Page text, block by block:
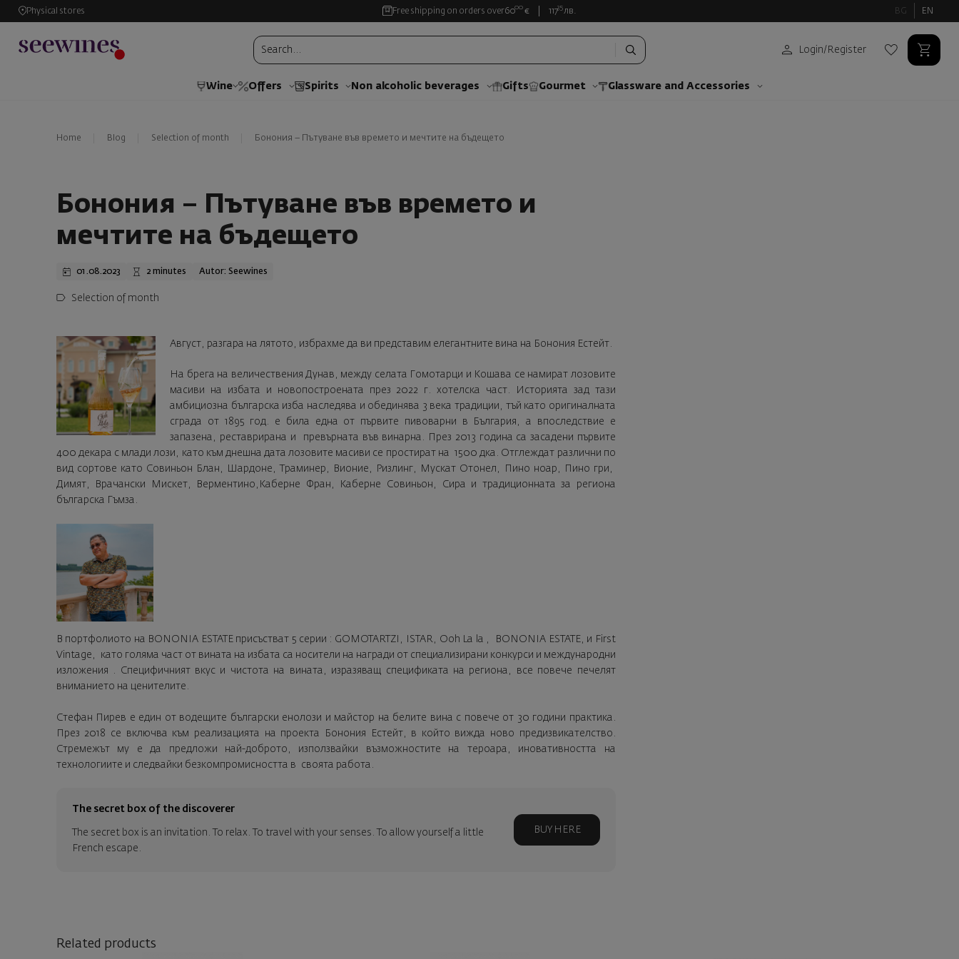
Physical stores Free shipping on orders over6000 € 11735 лв. BG EN
Login/ Register
Wine Offers Spirits Non alcoholic beverages Gifts Gourmet Glassware and Аccessories
Home Blog Selection of month Бонония – Пътуване във времето и мечтите на бъдещето
Бонония – Пътуване във времето и
мечтите на бъдещето
01.08.2023 2 minutes Autor: Seewines
Selection of month
Август, разгара на лятото, избрахме да ви представим елегантните вина на Бонония Естейт.
На брега на величествения Дунав, между селата Гомотарци и Кошава се намират лозовите
масиви на избата и новопостроената през 2022 г. хотелска част. Историята зад тази
амбициозна българска изба наследява и обединява 3 века традиции, тъй като оригиналната
сграда от 1895 год. е била една от първите пивоварни в България, а впоследствие е
запазена, реставрирана и превърната във винарна. През 2013 година са засадени първите
400 декара с млади лози, като към днешна дата лозовите масиви се простират на 1500 дка. Отглеждат различни по
вид сортове като Совиньон Блан, Шардоне, Траминер, Вионие, Ризлинг, Мускат Отонел, Пино ноар, Пино гри,
Димят, Врачански Мискет, Верментино,Каберне Фран, Каберне Совиньон, Сира и традиционната за региона
българска Гъмза.
В портфолиото на BONONIA ESTATE присъстват 5 серии : GOMOTARTZI, ISTAR, Ooh La la , BONONIA ESTATE, и First
Vintage, като голяма част от вината на избата са носители на награди от специализирани конкурси и международни
изложения . Специфичният вкус и чистота на вината, изразяващ спецификата на региона, все повече печелят
вниманието на ценителите.
Стефан Пирев е един от водещите български енолози и майстор на белите вина с повече от 30 години практика.
През 2018 се включва към реализацията на проекта Бонония Естейт, в който вижда ново предизвикателство.
Стремежът му е да предложи най-доброто, използвайки възможностите на тероара, иновативността на
технологиите и следвайки безкомпромисността в своята работа.
The secret box of the discoverer
The secret box is an invitation. To relax. To travel with your senses. To allow yourself a little
French escape.
BUY HERE
Related products